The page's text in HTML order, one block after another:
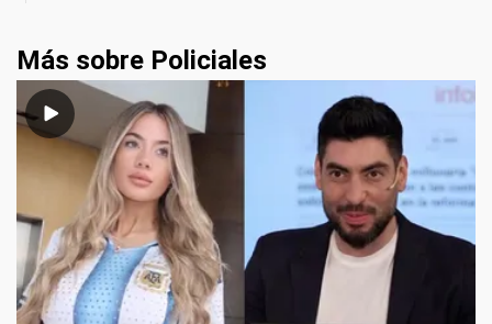
Más sobre Policiales